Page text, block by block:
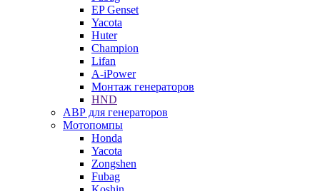
EP Genset
Yacota
Huter
Champion
Lifan
A-iPower
Монтаж генераторов
HND
АВР для генераторов
Мотопомпы
Honda
Yacota
Zongshen
Fubag